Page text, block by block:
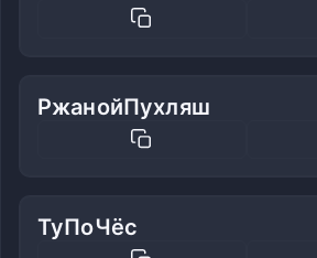
РжанойПухляш
ТуПоЧёс